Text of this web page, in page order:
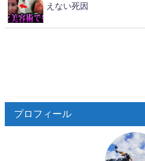
えない死因
プロフィール